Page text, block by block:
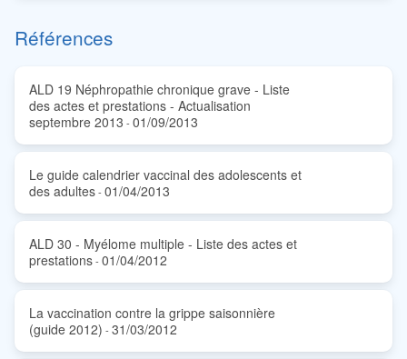
Références
ALD 19 Néphropathie chronique grave - Liste
des actes et prestations - Actualisation
septembre 2013 -01/09/2013
Le guide calendrier vaccinal des adolescents et
des adultes-01/04/2013
ALD 30 - Myélome multiple - Liste des actes et
prestations-01/04/2012
La vaccination contre la grippe saisonnière
(guide 2012) -31/03/2012